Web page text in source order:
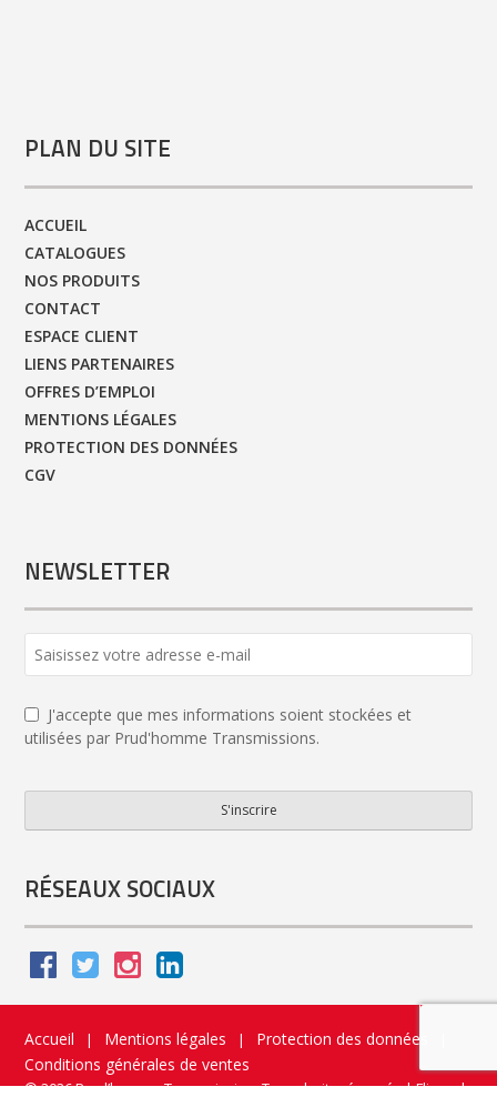
PLAN DU SITE
ACCUEIL
CATALOGUES
NOS PRODUITS
CONTACT
ESPACE CLIENT
LIENS PARTENAIRES
OFFRES D’EMPLOI
MENTIONS LÉGALES
PROTECTION DES DONNÉES
CGV
NEWSLETTER
J'accepte que mes informations soient stockées et
utilisées par Prud'homme Transmissions.
S'inscrire
Address *
RÉSEAUX SOCIAUX
Accueil | Mentions légales | Protection des données
Conditions générales de ventes
© 2026 Prud’homme Transmission. Tous droits réservés|Flippad